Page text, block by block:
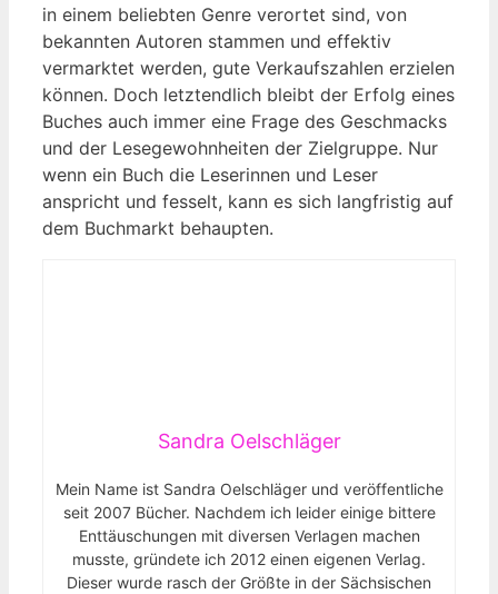
in einem beliebten Genre verortet sind, von
bekannten Autoren stammen ⁢und effektiv
vermarktet ‌werden, gute Verkaufszahlen erzielen
können. Doch letztendlich bleibt der Erfolg eines
Buches auch immer ⁣eine Frage des Geschmacks
und der Lesegewohnheiten der Zielgruppe.​ Nur
wenn ein Buch ⁢die Leserinnen und Leser
‌anspricht und fesselt, kann es​ sich langfristig auf
dem Buchmarkt behaupten.
Sandra Oelschläger
Mein Name ist Sandra Oelschläger und veröffentliche
seit 2007 Bücher. Nachdem ich leider einige bittere
Enttäuschungen mit diversen Verlagen machen
musste, gründete ich 2012 einen eigenen Verlag.
Dieser wurde rasch der Größte in der Sächsischen